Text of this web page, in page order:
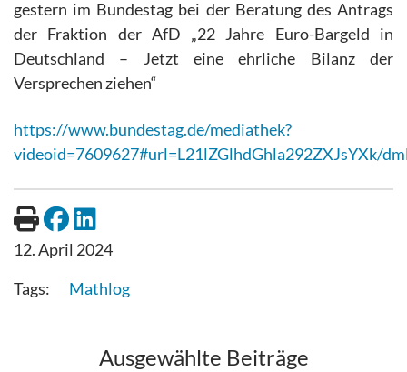
gestern im Bundestag bei der Beratung des Antrags
der Fraktion der AfD „22 Jahre Euro-Bargeld in
Deutschland – Jetzt eine ehrliche Bilanz der
Versprechen ziehen“
https://www.bundestag.de/mediathek?
videoid=7609627#url=L21lZGlhdGhla292ZXJsYXk/
12. April 2024
Mathlog
Ausgewählte Beiträge